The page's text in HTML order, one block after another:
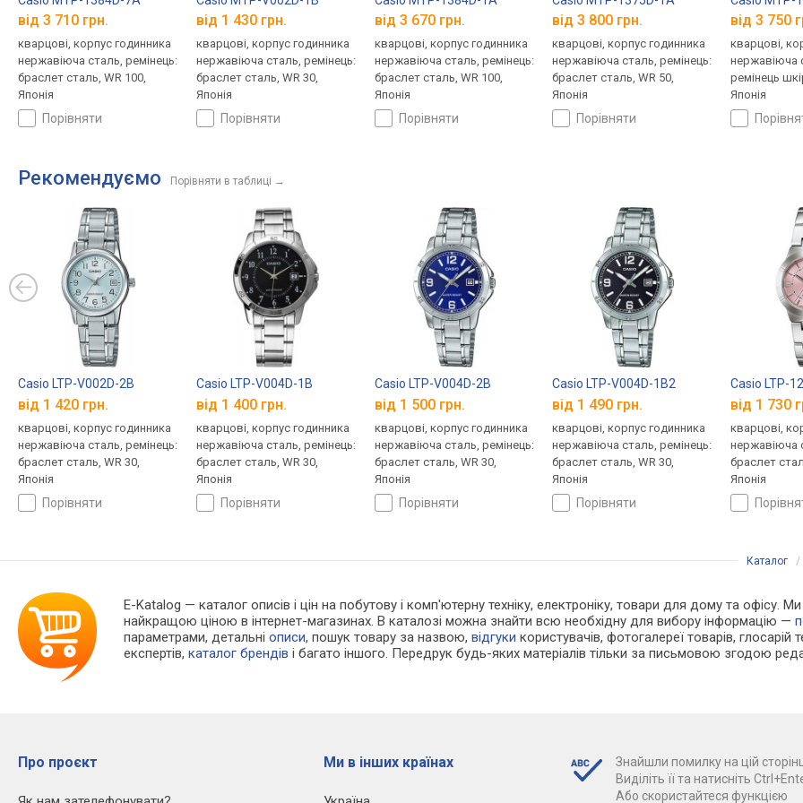
від 3 710 грн.
кварцові, корпус годинника
нержавіюча сталь, ремінець:
браслет сталь, WR 100,
Японія
порівняти
від 1 430 грн.
кварцові, корпус годинника
нержавіюча сталь, ремінець:
браслет сталь, WR 30,
Японія
порівняти
від 3 670 грн.
кварцові, корпус годинника
нержавіюча сталь, ремінець:
браслет сталь, WR 100,
Японія
порівняти
від 3 800 грн.
кварцові, корпус годинника
нержавіюча сталь, ремінець:
браслет сталь, WR 50,
Японія
порівняти
від 3 750
кварцові,
нержавіюча
ремінець
Японія
Рекомендуємо Порівняти в таблиці →
Casio LTP-V002D-2B
від 1 420 грн.
кварцові, корпус годинника
нержавіюча сталь, ремінець:
браслет сталь, WR 30,
Японія
порівняти
Casio LTP-V004D-1B
від 1 400 грн.
кварцові, корпус годинника
нержавіюча сталь, ремінець:
браслет сталь, WR 30,
Японія
порівняти
Casio LTP-V004D-2B
від 1 500 грн.
кварцові, корпус годинника
нержавіюча сталь, ремінець:
браслет сталь, WR 30,
Японія
порівняти
Casio LTP-V004D-1B2
від 1 490 грн.
кварцові, корпус годинника
нержавіюча сталь, ремінець:
браслет сталь, WR 30,
Японія
порівняти
Casio LTP-
від 1 730
кварцові,
нержавіюча
браслет
Японія
Каталог /
E-Katalog — каталог описів і цін на побутову і комп'ютерну техніку, електроніку, товари для дому та офісу.
найкращою ціною в інтернет-магазинах. В каталозі можна знайти всю необхідну для вибору інформацію —
параметрами, детальніописи, пошук товару за назвою,відгуки користувачів, фотогалереї товарів, глосарій
експертів,каталог брендів і багато іншого. Передрук будь-яких матеріалів тільки за письмовою згодою
Про проєкт Ми в інших країнах
Знайшли помилку на цій
Виділіть її та натисніть
Або скористайтеся функцією